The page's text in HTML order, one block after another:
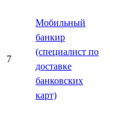
7
Мобильный
банкир
(специалист по
доставке
банковских
карт)